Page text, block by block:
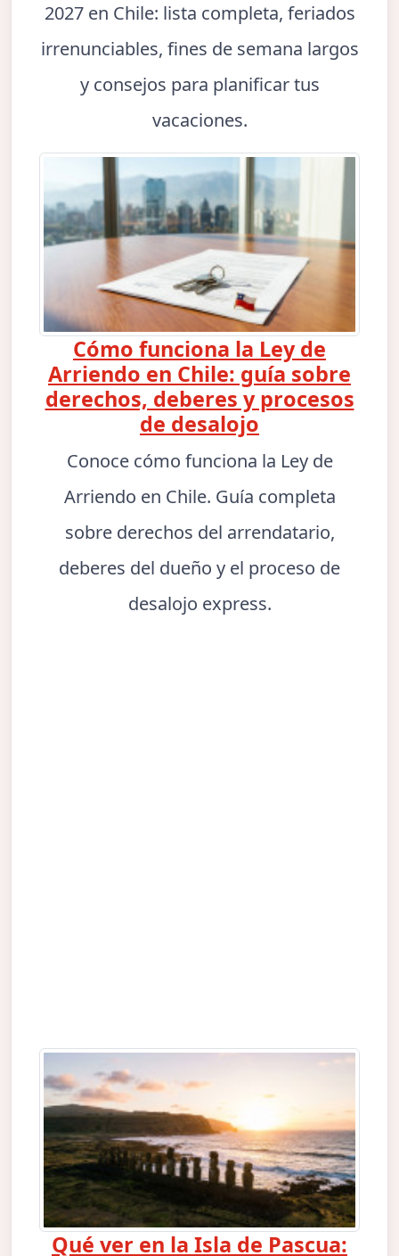
2027 en Chile: lista completa, feriados
irrenunciables, fines de semana largos
y consejos para planificar tus
vacaciones.
Cómo funciona la Ley de
Arriendo en Chile: guía sobre
derechos, deberes y procesos
de desalojo
Conoce cómo funciona la Ley de
Arriendo en Chile. Guía completa
sobre derechos del arrendatario,
deberes del dueño y el proceso de
desalojo express.
Qué ver en la Isla de Pascua: